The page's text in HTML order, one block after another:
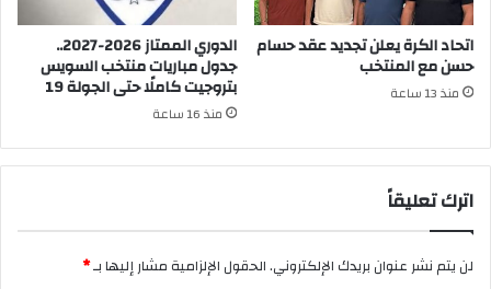
اتحاد الكرة يعلن تجديد عقد حسام
حسن مع المنتخب
منذ 13 ساعة
الدوري الممتاز 2026-2027..
جدول مباريات منتخب السويس
بتروجيت كاملًا حتى الجولة 19
منذ 16 ساعة
اترك تعليقاً
لن يتم نشر عنوان بريدك الإلكتروني.الحقول الإلزامية مشار إليها بـ*